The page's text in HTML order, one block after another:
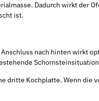
Dadurch wirkt der
ist.
nach hinten wirkt
dritte Kochplatte. Wenn